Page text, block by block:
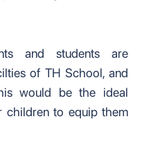
and students are
of TH School, and
would be the ideal
children to equip them